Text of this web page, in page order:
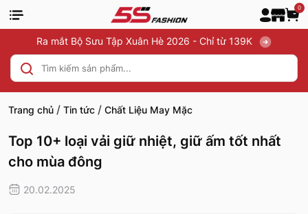
0
Ra mắt Bộ Sưu Tập Xuân Hè 2026 - Chỉ từ 139K
Trang chủ / Tin tức / Chất Liệu May Mặc
Top 10+ loại vải giữ nhiệt, giữ ấm tốt nhất
cho mùa đông
20.02.2025